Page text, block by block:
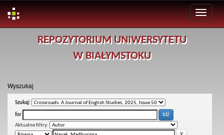
REPOZYTORIUM UNIWERSYTETU
W BIAŁYMSTOKU
Wyszukaj
Szukaj:
for
Aktualne filtry: